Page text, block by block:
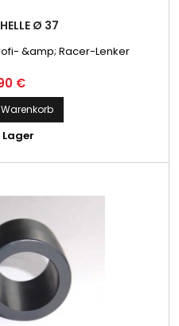
Ø 37
&amp; Racer-Lenker
€